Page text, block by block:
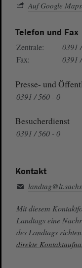
Auf Google Maps
Telefon und Fax
Zentrale:
0391
Fax:
0391
Presse- und
0391 / 560 - 0
Besucherdienst
0391 / 560 - 0
Kontakt
Mit diesem
Landtags eine
des Landtags
direkte